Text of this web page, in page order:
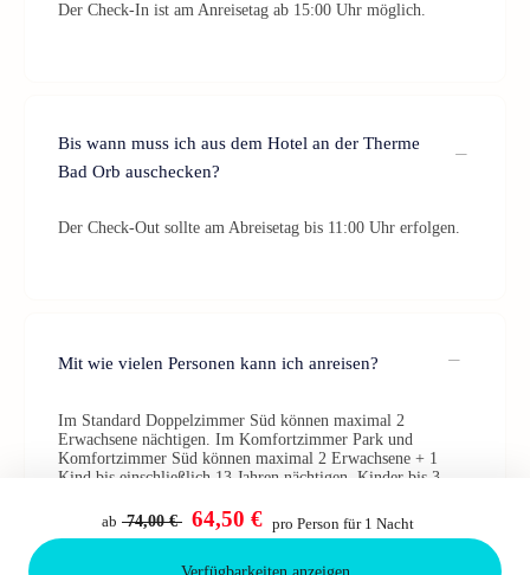
Der Check-In ist am Anreisetag ab 15:00 Uhr möglich.
Bis wann muss ich aus dem Hotel an der Therme
Bad Orb auschecken?
Der Check-Out sollte am Abreisetag bis 11:00 Uhr erfolgen.
Mit wie vielen Personen kann ich anreisen?
Im Standard Doppelzimmer Süd können maximal 2
Erwachsene nächtigen. Im Komfortzimmer Park und
Komfortzimmer Süd können maximal 2 Erwachsene + 1
Kind bis einschließlich 13 Jahren nächtigen. Kinder bis 3
bis einschließlich 13 Jahren zahlen 38 €/Nacht.
ab 74,00 € 64,50 € pro Person für 1 Nacht
Verfügbarkeiten anzeigen